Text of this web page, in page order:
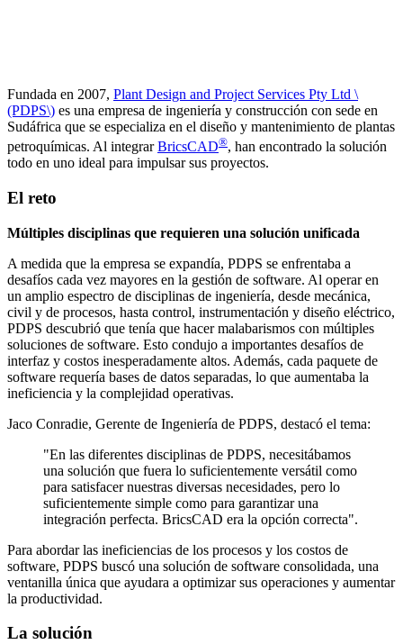
Fundada en 2007, Plant Design and Project Services Pty Ltd \
(PDPS\) es una empresa de ingeniería y construcción con sede en
Sudáfrica que se especializa en el diseño y mantenimiento de plantas
petroquímicas. Al integrarBricsCAD®, han encontrado la solución
todo en uno ideal para impulsar sus proyectos.
El reto
Múltiples disciplinas que requieren una solución unificada
A medida que la empresa se expandía, PDPS se enfrentaba a
desafíos cada vez mayores en la gestión de software. Al operar en
un amplio espectro de disciplinas de ingeniería, desde mecánica,
civil y de procesos, hasta control, instrumentación y diseño eléctrico,
PDPS descubrió que tenía que hacer malabarismos con múltiples
soluciones de software. Esto condujo a importantes desafíos de
interfaz y costos inesperadamente altos. Además, cada paquete de
software requería bases de datos separadas, lo que aumentaba la
ineficiencia y la complejidad operativas.
Jaco Conradie, Gerente de Ingeniería de PDPS, destacó el tema:
"En las diferentes disciplinas de PDPS, necesitábamos
una solución que fuera lo suficientemente versátil como
para satisfacer nuestras diversas necesidades, pero lo
suficientemente simple como para garantizar una
integración perfecta. BricsCAD era la opción correcta".
Para abordar las ineficiencias de los procesos y los costos de
software, PDPS buscó una solución de software consolidada, una
ventanilla única que ayudara a optimizar sus operaciones y aumentar
la productividad.
La solución